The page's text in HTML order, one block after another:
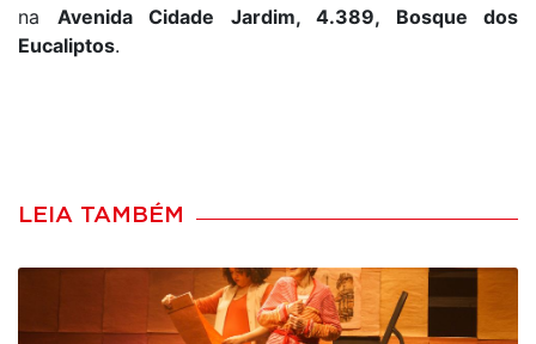
na Avenida Cidade Jardim, 4.389, Bosque dos
Eucaliptos.
LEIA TAMBÉM